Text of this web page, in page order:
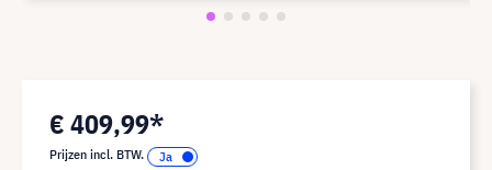
€ 409,99*
Prijzen incl. BTW.